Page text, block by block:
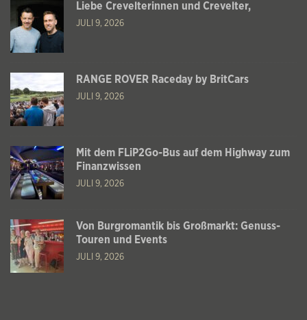
Liebe Crevelterinnen und Crevelter,
JULI 9, 2026
RANGE ROVER Raceday by BritCars
JULI 9, 2026
Mit dem FLiP2Go-Bus auf dem Highway zum
Finanzwissen
JULI 9, 2026
Von Burgromantik bis Großmarkt: Genuss-
Touren und Events
JULI 9, 2026